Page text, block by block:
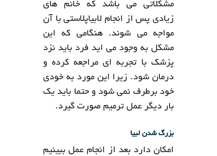
مشکلاتی می باشد که خانم های
زیادی پس از انجام لابیاپلاستی با آن
مواجه می شوند. هنگامی که این
مشکل به وجود می اید فرد باید نزد
پزشک با تجربه ای مراجعه کرده و
درمان شود. زیرا این مورد به خودی
خود برطرف نمی شود و حتما باید یک
بار دیگر عمل ترمیم صورت گیرد.
بزرگ شدن لبیا
امکان دارد بعد از انجام عمل ببینیم